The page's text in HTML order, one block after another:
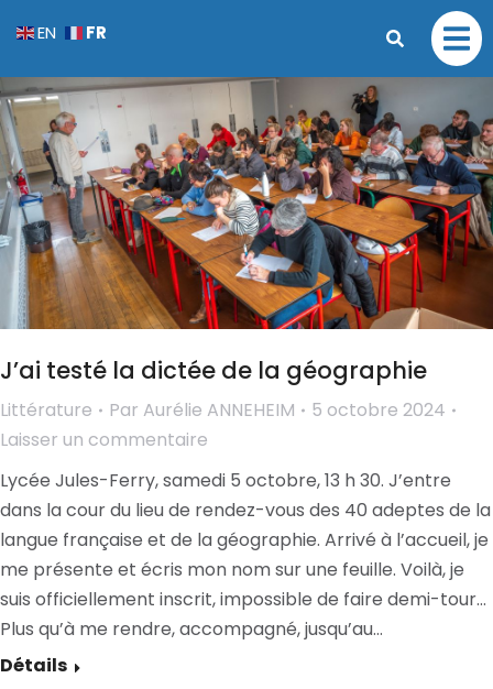
J’ai testé la dictée de la géographie
Littérature Par Aurélie ANNEHEIM
5 octobre 2024
Laisser un commentaire
Lycée Jules-Ferry, samedi 5 octobre, 13 h 30. J’entre
dans la cour du lieu de rendez-vous des 40 adeptes de la
langue française et de la géographie. Arrivé à l’accueil, je
me présente et écris mon nom sur une feuille. Voilà, je
suis officiellement inscrit, impossible de faire demi-tour…
Plus qu’à me rendre, accompagné, jusqu’au…
Détails
EN FR